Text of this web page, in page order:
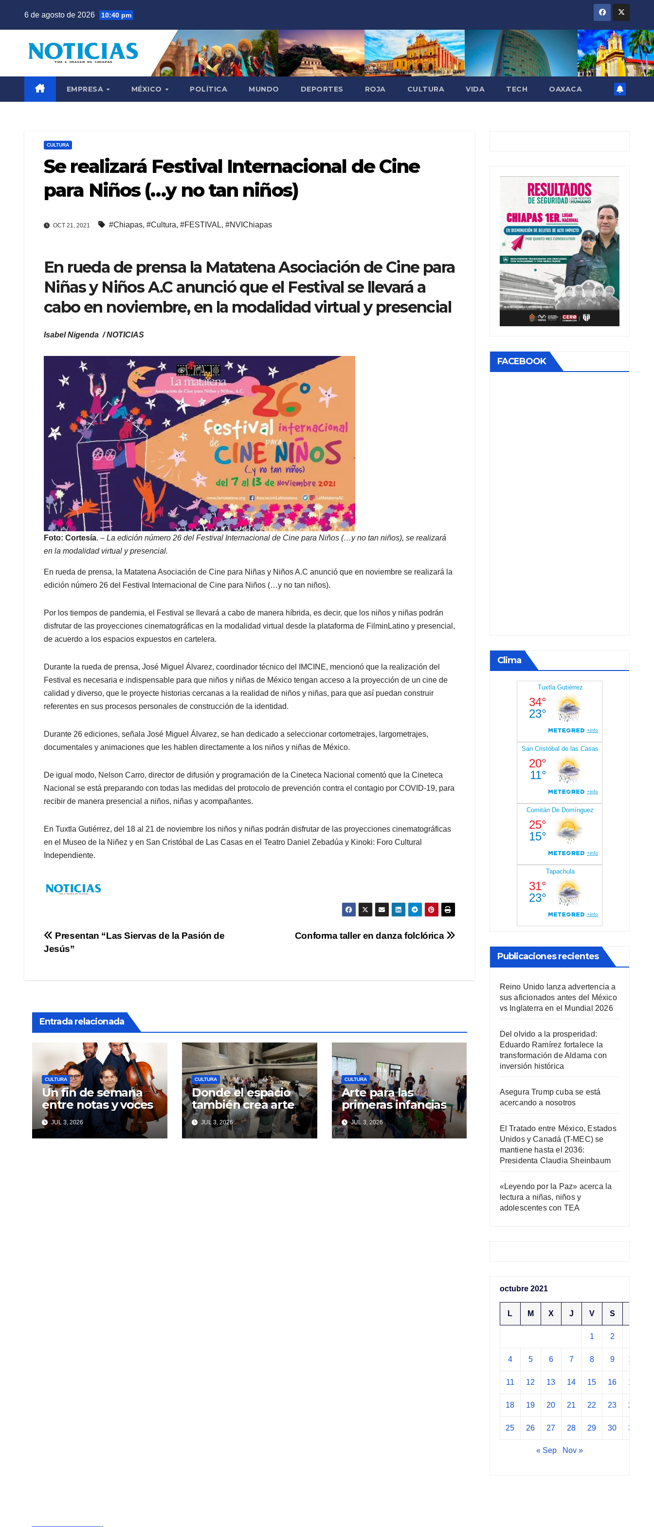
6 de agosto de 2026 10:40 pm
EMPRESA MÉXICO POLÍTICA MUNDO DEPORTES ROJA CULTURA VIDA TECH OAXACA
CULTURA
Se realizará Festival Internacional de Cine
para Niños (…y no tan niños)
OCT 21, 2021 #Chiapas, #Cultura, #FESTIVAL, #NVIChiapas
En rueda de prensa la Matatena Asociación de Cine para
Niñas y Niños A.C anunció que el Festival se llevará a
cabo en noviembre, en la modalidad virtual y presencial
Isabel Nigenda / NOTICIAS
Foto: Cortesía. – La edición número 26 del Festival Internacional de Cine para Niños (…y no tan niños), se realizará
en la modalidad virtual y presencial.
En rueda de prensa, la Matatena Asociación de Cine para Niñas y Niños A.C anunció que en noviembre se realizará la
edición número 26 del Festival Internacional de Cine para Niños (…y no tan niños).
Por los tiempos de pandemia, el Festival se llevará a cabo de manera híbrida, es decir, que los niños y niñas podrán
disfrutar de las proyecciones cinematográficas en la modalidad virtual desde la plataforma de FilminLatino y presencial,
de acuerdo a los espacios expuestos en cartelera.
Durante la rueda de prensa, José Miguel Álvarez, coordinador técnico del IMCINE, mencionó que la realización del
Festival es necesaria e indispensable para que niños y niñas de México tengan acceso a la proyección de un cine de
calidad y diverso, que le proyecte historias cercanas a la realidad de niños y niñas, para que así puedan construir
referentes en sus procesos personales de construcción de la identidad.
Durante 26 ediciones, señala José Miguel Álvarez, se han dedicado a seleccionar cortometrajes, largometrajes,
documentales y animaciones que les hablen directamente a los niños y niñas de México.
De igual modo, Nelson Carro, director de difusión y programación de la Cineteca Nacional comentó que la Cineteca
Nacional se está preparando con todas las medidas del protocolo de prevención contra el contagio por COVID-19, para
recibir de manera presencial a niños, niñas y acompañantes.
En Tuxtla Gutiérrez, del 18 al 21 de noviembre los niños y niñas podrán disfrutar de las proyecciones cinematográficas
en el Museo de la Niñez y en San Cristóbal de Las Casas en el Teatro Daniel Zebadúa y Kinoki: Foro Cultural
Independiente.
Navegación
Conforma taller en danza folclórica
Presentan “Las Siervas de la Pasión de
Jesús”
Entrada relacionada
CULTURA
Un fin de semana
entre notas y voces
JUL 3, 2026
CULTURA
Donde el espacio
también crea arte
JUL 3, 2026
CULTURA
Arte para las
primeras infancias
JUL 3, 2026
FACEBOOK
Clima
Publicaciones recientes
Reino Unido lanza advertencia a
sus aficionados antes del México
vs Inglaterra en el Mundial 2026
Del olvido a la prosperidad:
Eduardo Ramírez fortalece la
transformación de Aldama con
inversión histórica
Asegura Trump cuba se está
acercando a nosotros
El Tratado entre México, Estados
Unidos y Canadá (T-MEC) se
mantiene hasta el 2036:
Presidenta Claudia Sheinbaum
«Leyendo por la Paz» acerca la
lectura a niñas, niños y
adolescentes con TEA
octubre 2021
L M X J V S
1 2
4 5 6 7 8 9 10
11 12 13 14 15 16 17
18 19 20 21 22 23 24
25 26 27 28 29 30 31
« Sep Nov »